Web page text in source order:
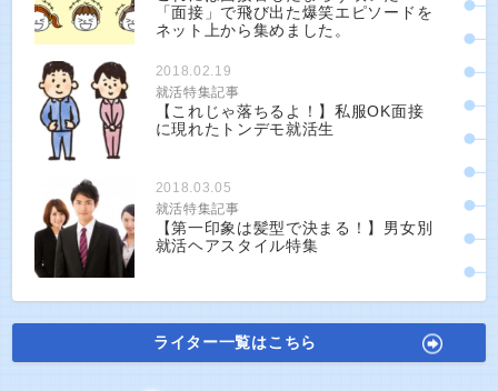
「面接」で飛び出た爆笑エピソードを
ネット上から集めました。
2018.02.19
就活特集記事
【これじゃ落ちるよ！】私服OK面接
に現れたトンデモ就活生
2018.03.05
就活特集記事
【第一印象は髪型で決まる！】男女別
就活ヘアスタイル特集
ライター一覧はこちら